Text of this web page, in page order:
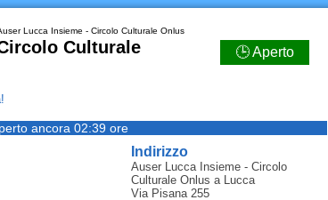
Lucca Insieme - Circolo Culturale Onlus
Culturale
🕒 Aperto
ancora 02:39 ore
Indirizzo
Auser Lucca Insieme - Circolo
Culturale Onlus a Lucca
Via Pisana 255